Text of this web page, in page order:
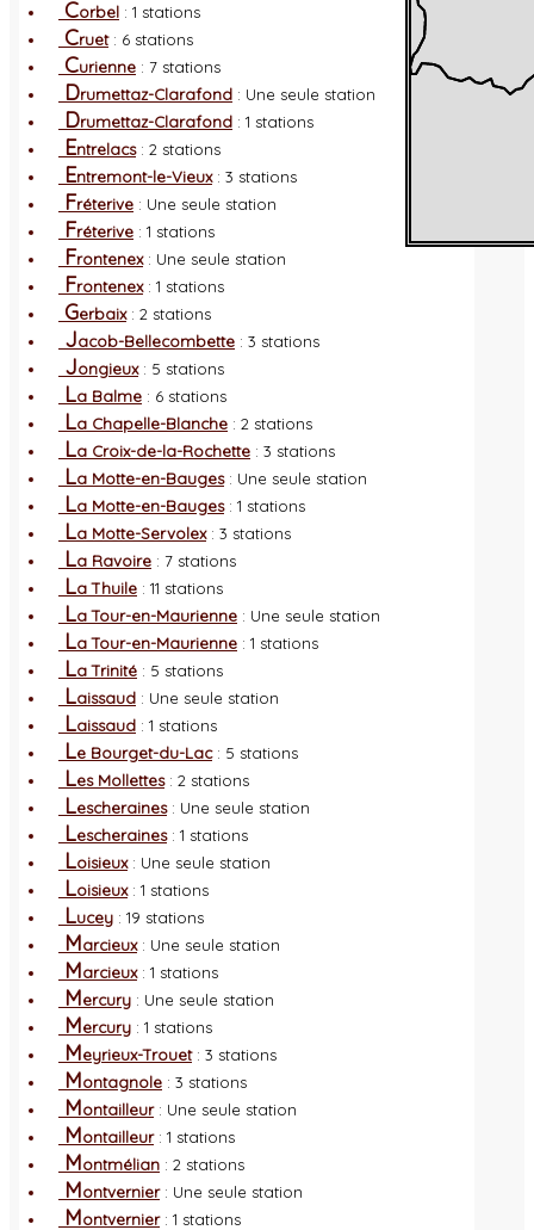
Corbel : 1 stations
Cruet: 6 stations
Curienne : 7 stations
Drumettaz-Clarafond : Une seule station
Drumettaz-Clarafond : 1 stations
Entrelacs: 2 stations
Entremont-le-Vieux: 3 stations
Fréterive : Une seule station
Fréterive : 1 stations
Frontenex: Une seule station
Frontenex: 1 stations
Gerbaix: 2 stations
Jacob-Bellecombette : 3 stations
Jongieux: 5 stations
La Balme : 6 stations
La Chapelle-Blanche : 2 stations
La Croix-de-la-Rochette : 3 stations
La Motte-en-Bauges: Une seule station
La Motte-en-Bauges: 1 stations
La Motte-Servolex: 3 stations
La Ravoire : 7 stations
La Thuile : 11 stations
La Tour-en-Maurienne : Une seule station
La Tour-en-Maurienne : 1 stations
La Trinité : 5 stations
Laissaud : Une seule station
Laissaud : 1 stations
Le Bourget-du-Lac: 5 stations
Les Mollettes: 2 stations
Lescheraines: Une seule station
Lescheraines: 1 stations
Loisieux: Une seule station
Loisieux: 1 stations
Lucey : 19 stations
Marcieux: Une seule station
Marcieux: 1 stations
Mercury : Une seule station
Mercury : 1 stations
Meyrieux-Trouet: 3 stations
Montagnole : 3 stations
Montailleur: Une seule station
Montailleur: 1 stations
Montmélian : 2 stations
Montvernier: Une seule station
Montvernier: 1 stations